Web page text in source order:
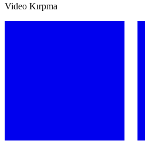
Video Kırpma